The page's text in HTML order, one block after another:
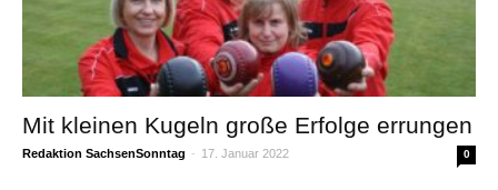
Mit kleinen Kugeln große Erfolge errungen
Redaktion SachsenSonntag - 17. Januar 2022 0